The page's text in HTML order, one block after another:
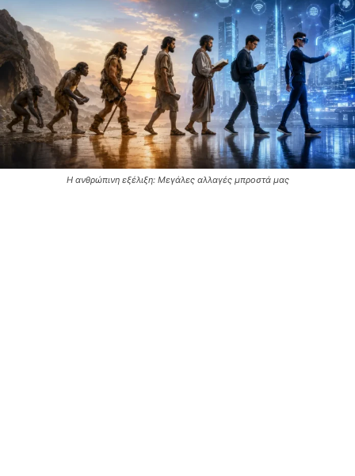
Η ανθρώπινη εξέλιξη: Μεγάλες αλλαγές μπροστά μας